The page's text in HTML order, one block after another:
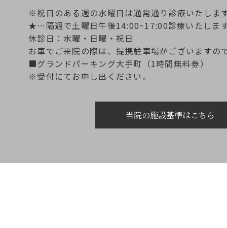
※祝日のある週の水曜日は通常通り診療いたしま
★…隔週で土曜日午後14:00~17:00診療いたしま
休診日：水曜・日曜・祝日
お車でご来院の際は、提携駐車場がございますの
■グランドパーキング大手町（1時間無料券）
※受付にてお申し出ください。
当院の施設基準はこちら